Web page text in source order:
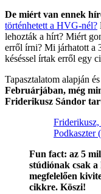
De miért van ennek
történhetett a HVG-nél?
lehozták a hírt? Miért
erről írni? Mi járhatott a
késéssel írtak erről egy
Tapasztalatom alapján
Februárjában, még
Friderikusz Sándor
Fun fact: az 5
stúdiónak csak a
megfelelően
cikkre. Köszi!